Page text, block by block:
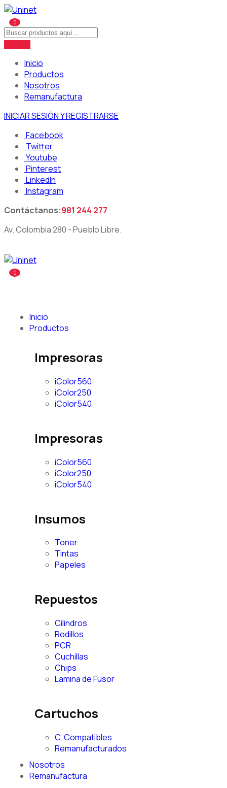
0
Inicio
Productos
Nosotros
Remanufactura
INICIAR SESIÓN Y REGISTRARSE
Facebook
Twitter
Youtube
Pinterest
LinkedIn
Instagram
Contáctanos:981 244 277
Av. Colombia 280 - Pueblo Libre.
0
Inicio
Productos
Impresoras
iColor560
iColor250
iColor540
Impresoras
iColor560
iColor250
iColor540
Insumos
Toner
Tintas
Papeles
Repuestos
Cilindros
Rodillos
PCR
Cuchillas
Chips
Lamina de Fusor
Cartuchos
C. Compatibles
Remanufacturados
Nosotros
Remanufactura